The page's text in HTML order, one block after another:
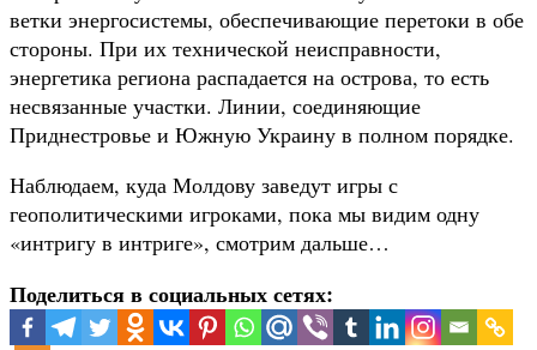
ветки энергосистемы, обеспечивающие перетоки в обе
стороны. При их технической неисправности,
энергетика региона распадается на острова, то есть
несвязанные участки. Линии, соединяющие
Приднестровье и Южную Украину в полном порядке.
Наблюдаем, куда Молдову заведут игры с
геополитическими игроками, пока мы видим одну
«интригу в интриге», смотрим дальше…
Поделиться в социальных сетях: